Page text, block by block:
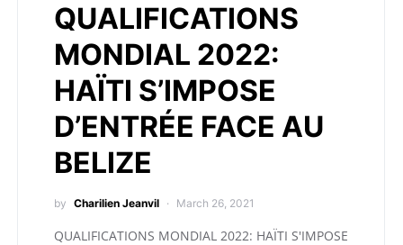
QUALIFICATIONS
MONDIAL 2022:
HAÏTI S’IMPOSE
D’ENTRÉE FACE AU
BELIZE
by Charilien Jeanvil March 26, 2021
QUALIFICATIONS MONDIAL 2022: HAÏTI S'IMPOSE